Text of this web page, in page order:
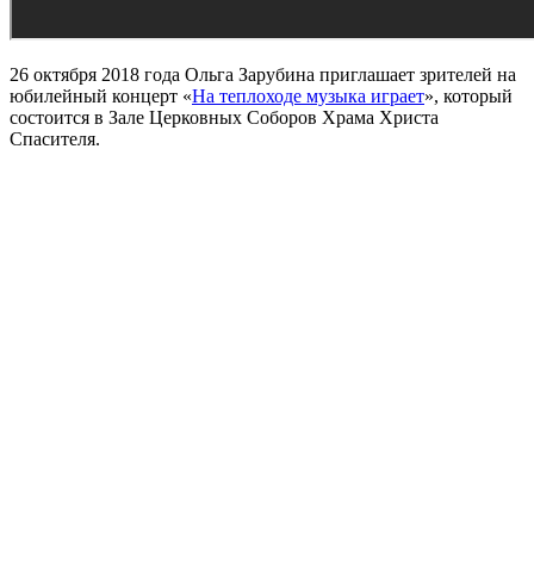
26 октября 2018 года Ольга Зарубина приглашает зрителей на
юбилейный концерт «На теплоходе музыка играет», который
состоится в Зале Церковных Соборов Храма Христа
Спасителя.